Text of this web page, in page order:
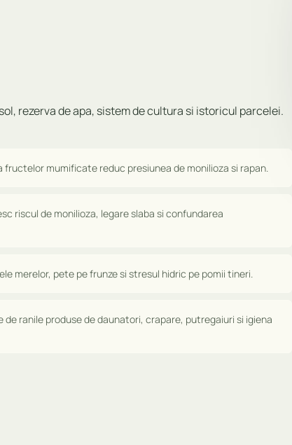
rezerva de apa, sistem de cultura si istoricul parcelei.
fructelor mumificate reduc presiunea de monilioza si rapan.
riscul de monilioza, legare slaba si confundarea
merelor, pete pe frunze si stresul hidric pe pomii tineri.
ranile produse de daunatori, crapare, putregaiuri si igiena